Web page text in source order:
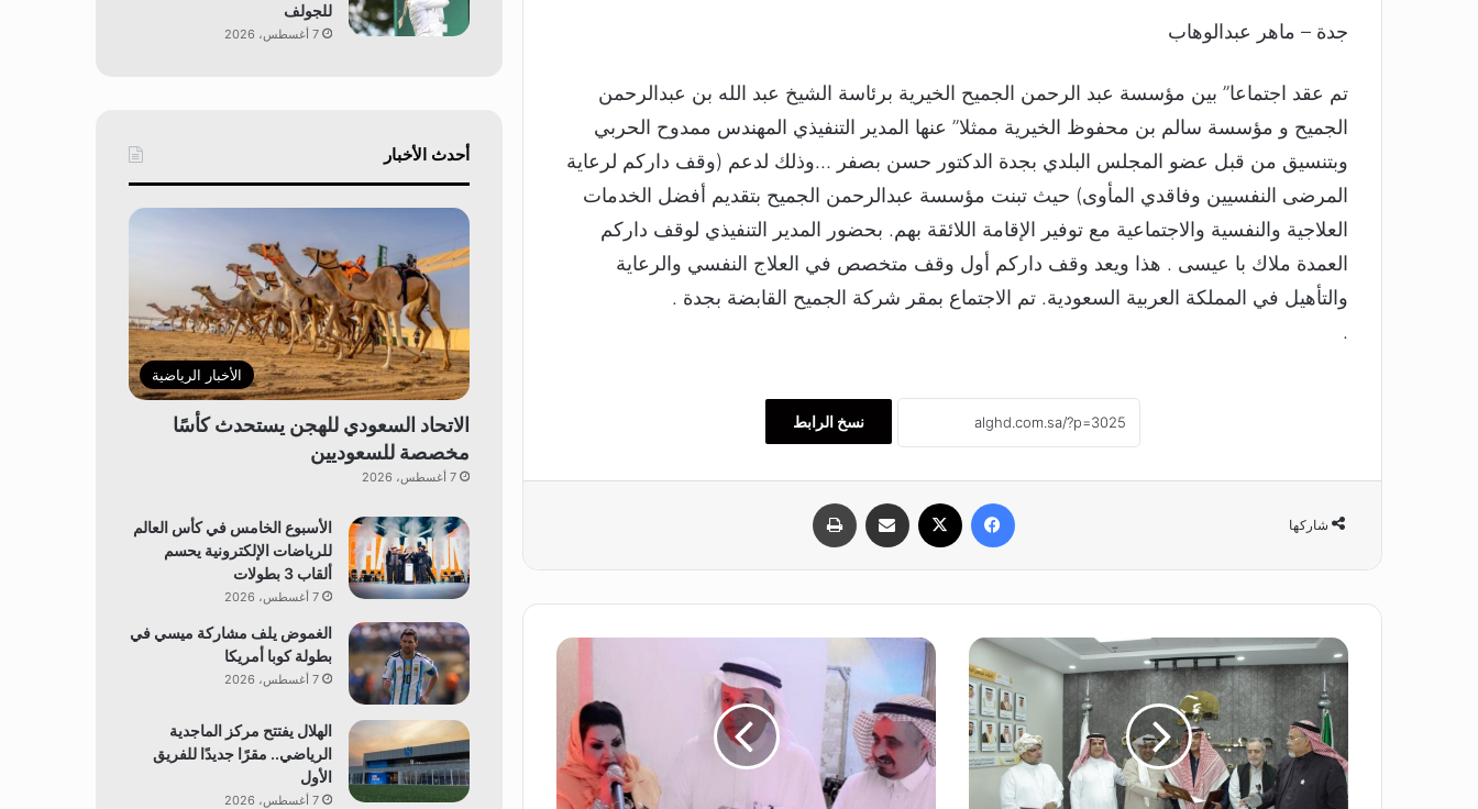
جدة – ماهر عبدالوهاب
‏تم عقد اجتماعا” بين مؤسسة عبد الرحمن الجميح الخيرية برئاسة الشيخ عبد الله بن عبدالرحمن
الجميح و مؤسسة سالم بن محفوظ الخيرية ممثلا” عنها ‏المدير التنفيذي المهندس ممدوح الحربي
‏وبتنسيق من قبل عضو المجلس البلدي بجدة الدكتور حسن بصفر …وذلك لدعم (وقف داركم لرعاية
المرضى النفسيين وفاقدي المأوى) حيث تبنت مؤسسة عبدالرحمن الجميح بتقديم أفضل الخدمات
العلاجية والنفسية والاجتماعية مع توفير الإقامة اللائقة بهم. ‏بحضور المدير التنفيذي لوقف داركم
العمدة ملاك با عيسى . هذا ويعد وقف داركم أول وقف متخصص في العلاج النفسي والرعاية
والتأهيل في المملكة العربية السعودية. ‏تم الاجتماع بمقر شركة الجميح ‏القابضة بجدة .
.
نسخ الرابط
شاركها
ب
ر
ج
”
ت
ج
د
ه
ت
ك
ر
للجولف
7 أغسطس، 2026
أحدث الأخبار
الأخبار الرياضية
الاتحاد السعودي للهجن يستحدث كأسًا
مخصصة للسعوديين
7 أغسطس، 2026
الأسبوع الخامس في كأس العالم
للرياضات الإلكترونية يحسم
ألقاب 3 بطولات
7 أغسطس، 2026
الغموض يلف مشاركة ميسي في
بطولة كوبا أمريكا
7 أغسطس، 2026
الهلال يفتتح مركز الماجدية
الرياضي.. مقرًا جديدًا للفريق
الأول
7 أغسطس، 2026